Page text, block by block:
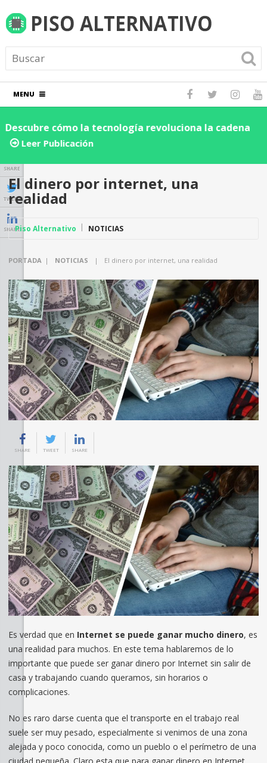
MENU
Descubre cómo la tecnología revoluciona la cadena
de suministro y logística: ¡Impulsa la eficiencia de tu
Leer Publicación
SHARE
TWEET
SHARE
El dinero por internet, una
realidad
Piso Alternativo NOTICIAS
PORTADA | NOTICIAS | El dinero por internet, una realidad
SHARE TWEET SHARE
Es verdad que en Internet se puede ganar mucho dinero, es
una realidad para muchos. En este tema hablaremos de lo
importante que puede ser ganar dinero por Internet sin salir de
casa y trabajando cuando queramos, sin horarios o
complicaciones.
No es raro darse cuenta que el transporte en el trabajo real
suele ser muy pesado, especialmente si venimos de una zona
alejada y poco conocida, como un pueblo o el perímetro de una